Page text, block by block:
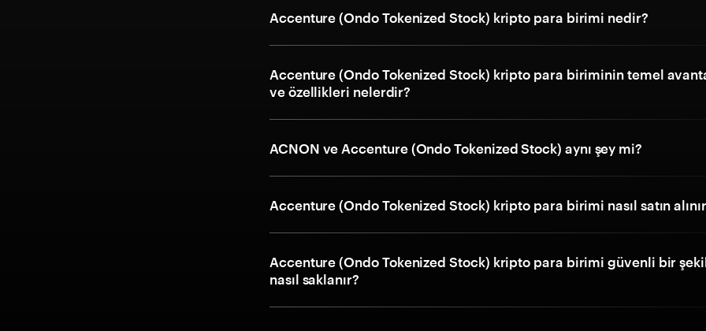
Accenture (Ondo Tokenized Stock) kripto para birimi nedir?
Accenture (Ondo Tokenized Stock) kripto para biriminin temel
ve özellikleri nelerdir?
ACNON ve Accenture (Ondo Tokenized Stock) aynı şey mi?
Accenture (Ondo Tokenized Stock) kripto para birimi nasıl satın
Accenture (Ondo Tokenized Stock) kripto para birimi güvenli bir
nasıl saklanır?